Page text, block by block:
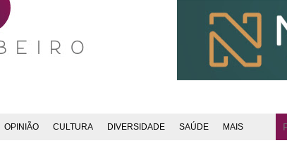
OPINIÃO CULTURA DIVERSIDADE SAÚDE MAIS